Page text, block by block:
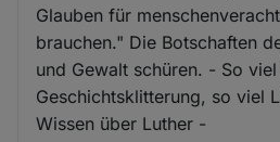
Glauben für
brauchen." Die Botschaften
und Gewalt schüren. - So
Geschichtsklitterung, so viel
Wissen über Luther -